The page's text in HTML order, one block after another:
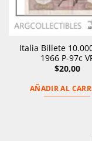
Italia Billete
1966 P-97c
$20,00
AÑADIR AL